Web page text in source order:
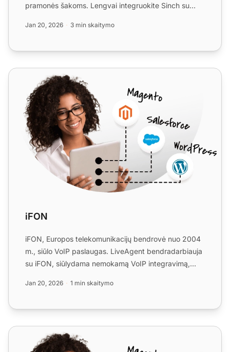
pramonės šakoms. Lengvai integruokite Sinch su
Jan 20, 2026 3 min skaitymo
iFON
iFON
iFON, Europos telekomunikacijų bendrovė nuo 2004
m., siūlo VoIP paslaugas. LiveAgent bendradarbiauja
su iFON, siūlydama nemokamą VoIP integravimą,
Jan 20, 2026 1 min skaitymo
Sipgate